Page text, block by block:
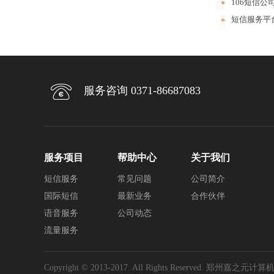
106短信公
短信服务平
服务咨询 0371-86687083
服务项目
短信服务
国际短信
语音服务
流量服务
帮助中心
常见问题
最新业务
公司动态
关于我们
公司简介
合作伙伴
Copyright © 2013-2017. All Rights Reserved. 郑州嘉之元计